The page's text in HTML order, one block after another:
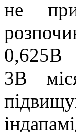
не
0,625В
3В